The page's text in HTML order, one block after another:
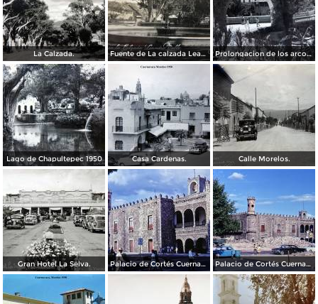
La Calzada. Fuente de La calzada Leandro Valle. Prolongacion de los arcos de Guadalupe.
Lago de Chapultepec 1950 Casa Cardenas. Calle Morelos.
Gran Hotel La Selva. Palacio de Cortés Cuernavaca Morelos 1967 Palacio de Cortés Cuernavaca Morelos 1967